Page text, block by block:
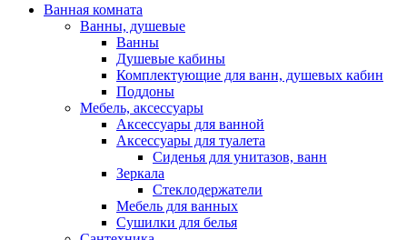
Ванная комната
Ванны, душевые
Ванны
Душевые кабины
Комплектующие для ванн, душевых кабин
Поддоны
Мебель, аксессуары
Аксессуары для ванной
Аксессуары для туалета
Сиденья для унитазов, ванн
Зеркала
Стеклодержатели
Мебель для ванных
Сушилки для белья